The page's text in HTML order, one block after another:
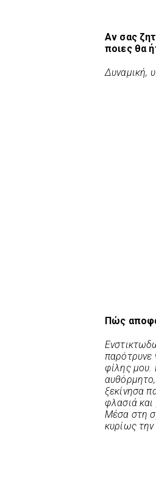
Αν σας
ποιες θα
Δυναμική,
Πώς
παρότρυνε
φίλης μου.
ξεκίνησα
φλασιά
Μέσα στη
κυρίως την